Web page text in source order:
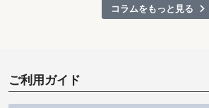
コラムをもっと見る
ご利用ガイド